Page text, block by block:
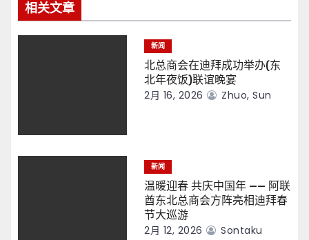
相关文章
新闻
北总商会在迪拜成功举办(东
北年夜饭)联谊晚宴
2月 16, 2026 Zhuo, Sun
新闻
温暖迎春 共庆中国年 —— 阿联
酋东北总商会方阵亮相迪拜春
节大巡游
2月 12, 2026 Sontaku